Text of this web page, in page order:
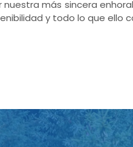
nuestra más sincera
y todo lo que ello